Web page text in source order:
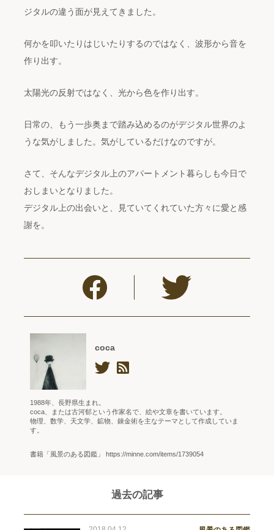
ジタルの違う面が見えてきました。
何かを叩いたりはじいたりするのではなく、波形から音を
作り出す。
太陽光の反射ではなく、光から色を作り出す。
日常の、もう一歩奥まで踏み込めるのがデジタル世界のよ
うな気がしました。気がしているだけなのですが。
さて、そんなデジタル上のアパートメント暮らしも今日で
おしまいとなりました。
デジタル上の出会いと、見ていてくれていた方々に愛と感
謝を。
coca
1988年、長野県生まれ。
coca、または古河郁という作家名で、絵や文章を書いています。
物理、数学、天文学、鉱物、錬金術を主なテーマとして作成していま
す。
書籍「風景のある図鑑」 https://minne.com/items/1739054
過去の記事